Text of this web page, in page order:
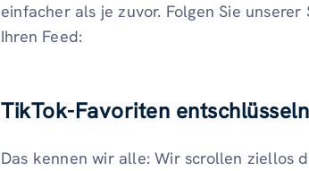
einfacher als je zuvor. Folgen Sie
Ihren Feed:
TikTok-Favoriten
Das kennen wir alle: Wir scrollen ziellos